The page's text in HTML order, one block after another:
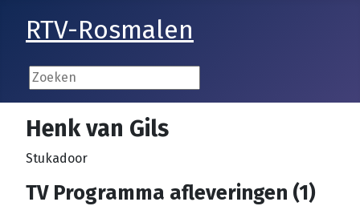
RTV-Rosmalen
Henk van Gils
Stukadoor
TV Programma afleveringen (1)